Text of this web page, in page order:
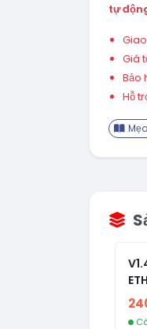
tự
Giá
Bảo
Hỗ